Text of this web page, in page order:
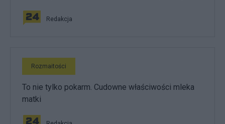
Redakcja
Rozmaitości
To nie tylko pokarm. Cudowne właściwości mleka
matki